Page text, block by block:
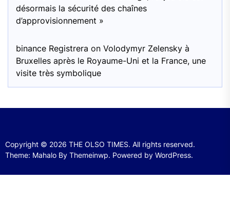
désormais la sécurité des chaînes
d’approvisionnement »
binance Registrera on Volodymyr Zelensky à
Bruxelles après le Royaume-Uni et la France, une
visite très symbolique
Copyright © 2026 THE OLSO TIMES. All rights reserved.
Theme: Mahalo By Themeinwp. Powered by WordPress.